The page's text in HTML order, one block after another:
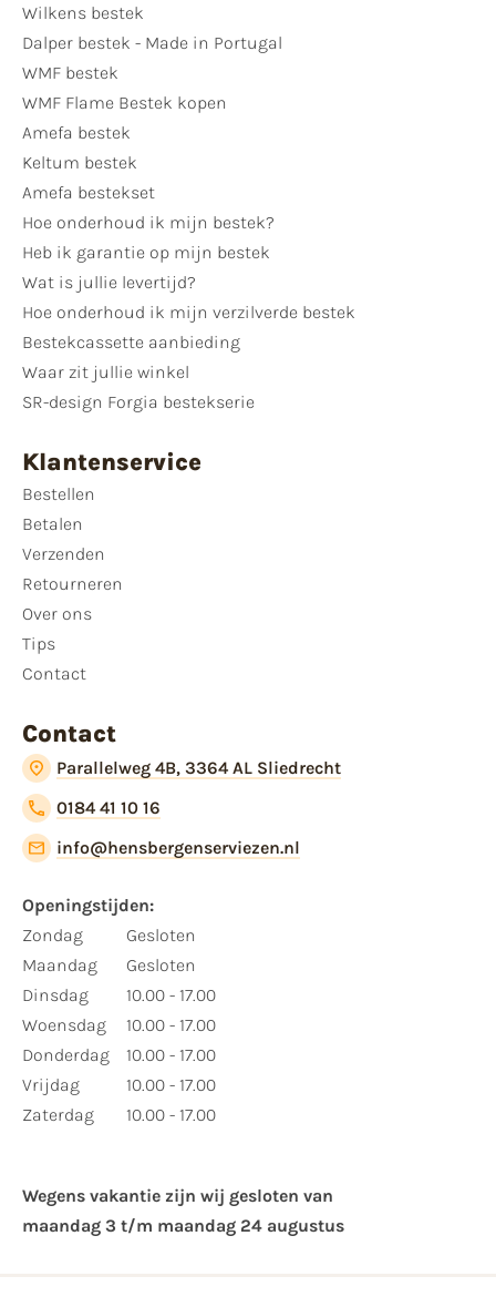
Wilkens bestek
Dalper bestek - Made in Portugal
WMF bestek
WMF Flame Bestek kopen
Amefa bestek
Keltum bestek
Amefa bestekset
Hoe onderhoud ik mijn bestek?
Heb ik garantie op mijn bestek
Wat is jullie levertijd?
Hoe onderhoud ik mijn verzilverde bestek
Bestekcassette aanbieding
Waar zit jullie winkel
SR-design Forgia bestekserie
Klantenservice
Bestellen
Betalen
Verzenden
Retourneren
Over ons
Tips
Contact
Contact
Parallelweg 4B, 3364 AL Sliedrecht
0184 41 10 16
info@hensbergenserviezen.nl
Openingstijden:
Zondag
Maandag
Dinsdag
Woensdag
Donderdag
Vrijdag
Zaterdag
Gesloten
Gesloten
10.00 - 17.00
10.00 - 17.00
10.00 - 17.00
10.00 - 17.00
10.00 - 17.00
Wegens vakantie zijn wij gesloten van ​
maandag 3 t/m maandag 24 augustus